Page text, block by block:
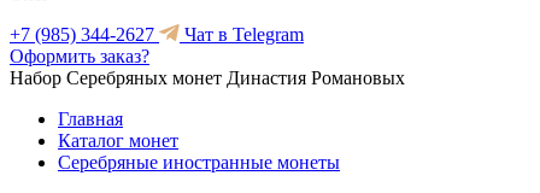
+7 (985) 344-2627
Чат в Telegram
Оформить заказ?
Набор Серебряных монет Династия Романовых
Главная
Каталог монет
Серебряные иностранные монеты